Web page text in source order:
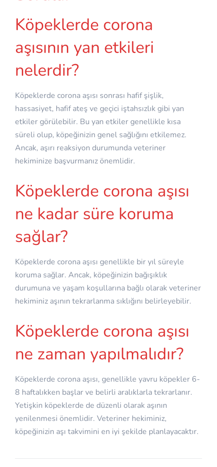
Köpeklerde corona
aşısının yan etkileri
nelerdir?
Köpeklerde corona aşısı sonrası hafif şişlik,
hassasiyet, hafif ateş ve geçici iştahsızlık gibi yan
etkiler görülebilir. Bu yan etkiler genellikle kısa
süreli olup, köpeğinizin genel sağlığını etkilemez.
Ancak, aşırı reaksiyon durumunda veteriner
hekiminize başvurmanız önemlidir.
Köpeklerde corona aşısı
ne kadar süre koruma
sağlar?
Köpeklerde corona aşısı genellikle bir yıl süreyle
koruma sağlar. Ancak, köpeğinizin bağışıklık
durumuna ve yaşam koşullarına bağlı olarak veteriner
hekiminiz aşının tekrarlanma sıklığını belirleyebilir.
Köpeklerde corona aşısı
ne zaman yapılmalıdır?
Köpeklerde corona aşısı, genellikle yavru köpekler 6-
8 haftalıkken başlar ve belirli aralıklarla tekrarlanır.
Yetişkin köpeklerde de düzenli olarak aşının
yenilenmesi önemlidir. Veteriner hekiminiz,
köpeğinizin aşı takvimini en iyi şekilde planlayacaktır.